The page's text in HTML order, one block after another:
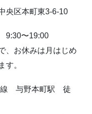
央区本町東3-6-10
9:30〜19:00
、お休みは月はじめ
す。
線 与野本町駅 徒